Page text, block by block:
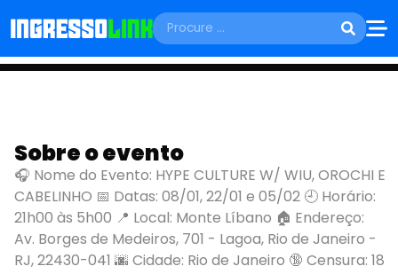
HYPE CULTURE W/
WIU, OROCHI E
CABELINHO
Rio de Janeiro - RJ
Sobre o evento
🎧 Nome do Evento: HYPE CULTURE W/ WIU, OROCHI E
CABELINHO 📅 Datas: 08/01, 22/01 e 05/02 🕘 Horário:
21h00 às 5h00 📍 Local: Monte Líbano 🏠 Endereço:
Av. Borges de Medeiros, 701 - Lagoa, Rio de Janeiro -
RJ, 22430-041 🌆 Cidade: Rio de Janeiro 🔞 Censura: 18